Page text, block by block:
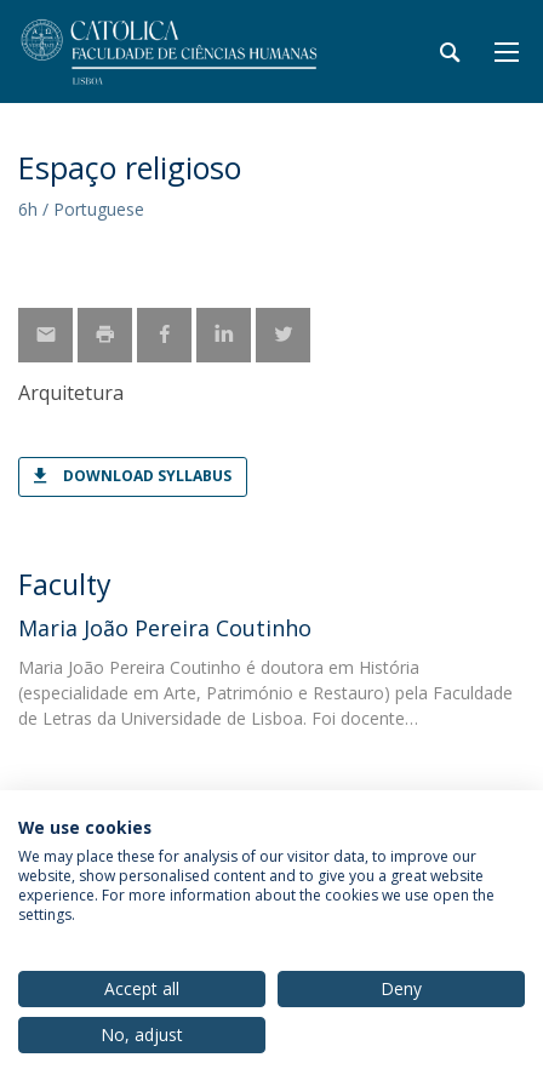
Espaço religioso
6h / Portuguese
Arquitetura
DOWNLOAD SYLLABUS
Faculty
Maria João Pereira Coutinho
Maria João Pereira Coutinho é doutora em História
(especialidade em Arte, Património e Restauro) pela Faculdade
de Letras da Universidade de Lisboa. Foi docente…
Privacy Policy Terms & Conditions Rights of Data Subjects
© 2026 Universidade Católica Portuguesa
We use cookies
We may place these for analysis of our visitor data, to improve our
website, show personalised content and to give you a great website
experience. For more information about the cookies we use open the
settings.
Accept all
Deny
No, adjust